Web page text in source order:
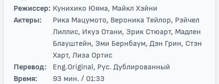
Режиссер: Кунихико Юяма, Майкл Хэйни
Актеры:
Рика Мацумото, Вероника Тейлор, Рэйчел
Лиллис, Икуэ Отани, Эрик Стюарт, Мадлен
Блауштейн, Эми Бернбаум, Дэн Грин, Стэн
Харт, Лиза Ортис
Перевод:
Eng.Original, Рус. Дублированный
Время:
93 мин. / 01:33